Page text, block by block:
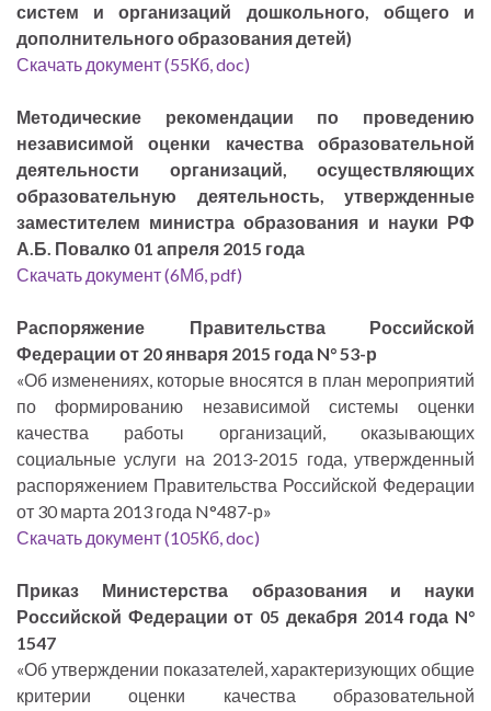
систем и организаций дошкольного, общего и
дополнительного образования детей)
Скачать документ (55Кб, doc)
Методические рекомендации по проведению
независимой оценки качества образовательной
деятельности организаций, осуществляющих
образовательную деятельность, утвержденные
заместителем министра образования и науки РФ
А.Б. Повалко 01 апреля 2015 года
Скачать документ (6Мб, pdf)
Распоряжение Правительства Российской
Федерации от 20 января 2015 года N° 53-р
«Об изменениях, которые вносятся в план мероприятий
по формированию независимой системы оценки
качества работы организаций, оказывающих
социальные услуги на 2013-2015 года, утвержденный
распоряжением Правительства Российской Федерации
от 30 марта 2013 года N°487-р»
Скачать документ (105Кб, doc)
Приказ Министерства образования и науки
Российской Федерации от 05 декабря 2014 года N°
1547
«Об утверждении показателей, характеризующих общие
критерии оценки качества образовательной